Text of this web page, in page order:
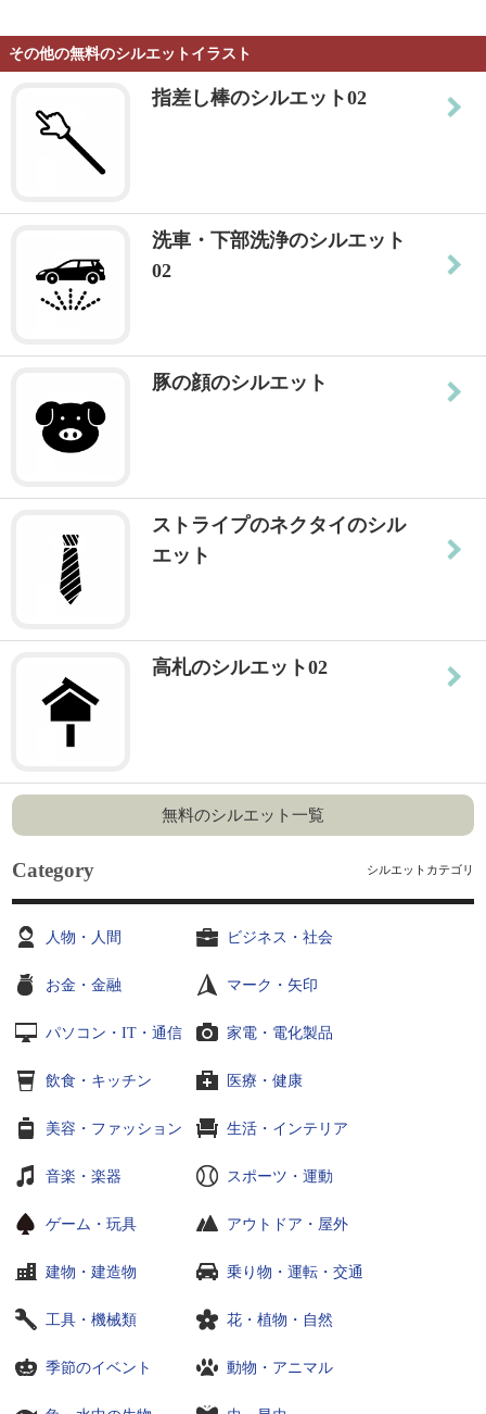
その他の無料のシルエットイラスト
指差し棒のシルエット02
洗車・下部洗浄のシルエット
02
豚の顔のシルエット
ストライプのネクタイのシル
エット
高札のシルエット02
無料のシルエット一覧
Category シルエットカテゴリ
人物・人間 ビジネス・社会
お金・金融 マーク・矢印
パソコン・IT・通信 家電・電化製品
飲食・キッチン 医療・健康
美容・ファッション 生活・インテリア
音楽・楽器 スポーツ・運動
ゲーム・玩具 アウトドア・屋外
建物・建造物 乗り物・運転・交通
工具・機械類 花・植物・自然
季節のイベント 動物・アニマル